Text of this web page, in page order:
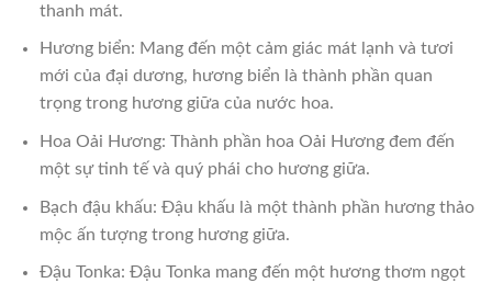
thanh mát.
Hương biển: Mang đến một cảm giác mát lạnh và tươi
mới của đại dương, hương biển là thành phần quan
trọng trong hương giữa của nước hoa.
Hoa Oải Hương: Thành phần hoa Oải Hương đem đến
một sự tinh tế và quý phái cho hương giữa.
Bạch đậu khấu: Đậu khấu là một thành phần hương thảo
mộc ấn tượng trong hương giữa.
Đậu Tonka: Đậu Tonka mang đến một hương thơm ngọt